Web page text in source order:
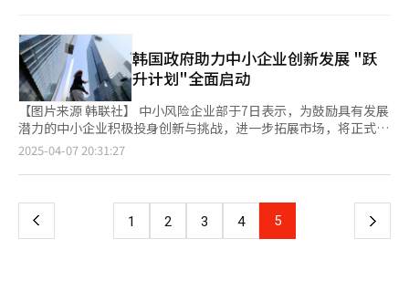
战略进入实质性部署阶段。 会议由产业通商资源部产业基础室室
长吴承哲（音）主持，汇集了9家国家级研究机构及专业生产技术
研究院的负责人。与会代表与产业部R&D战略企划团共同审议了由
11个专业分科委员会首轮评估的《2026年度产业技术研发投资规
划草案》，并就投资优先级设定等关键议题展开深入研讨。 产业
通商资源部自去年下半年起，以民间专家“项目负责
人”（Program Director）为中心，联合韩国产业技术企划评价
院、韩国能源技术评价院、韩国产业技术振兴院等专业机构，通过
系统化需求调研，构建了面向产业实际需求的研发支持体系。目前
出行（Mobility）、半导体等战略领域，已完成首轮技术评估，重
点考量项目的战略价值、市场前景及商业化可行性。 产业通商资
韩国政府助力中小企业创新发展 "跃
升计划"全面启动
【图片来源 韩联社】 中小风险企业部于7日表示，为鼓励具有发展
潜力的中小企业积极投身创新与挑战，进一步拓展市场，将正式推
进《2025年企业纵向扩展（Scale-Up）支持计划》。该计划旨在
10亿韩元（约合人民币498万元）以上外部投资，政府将在3年内
得显著成果的企业，政府还将通过基金投资方式追加最高20亿韩元
2025-04-07 20:31:27
上
页
1 2 3 4 5 下